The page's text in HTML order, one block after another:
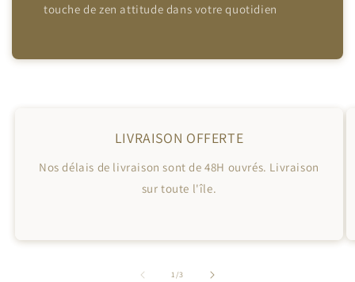
touche de zen attitude dans votre quotidien
LIVRAISON OFFERTE
Nos délais de livraison sont de 48H ouvrés. Livraison
sur toute l'île.
1/de
3